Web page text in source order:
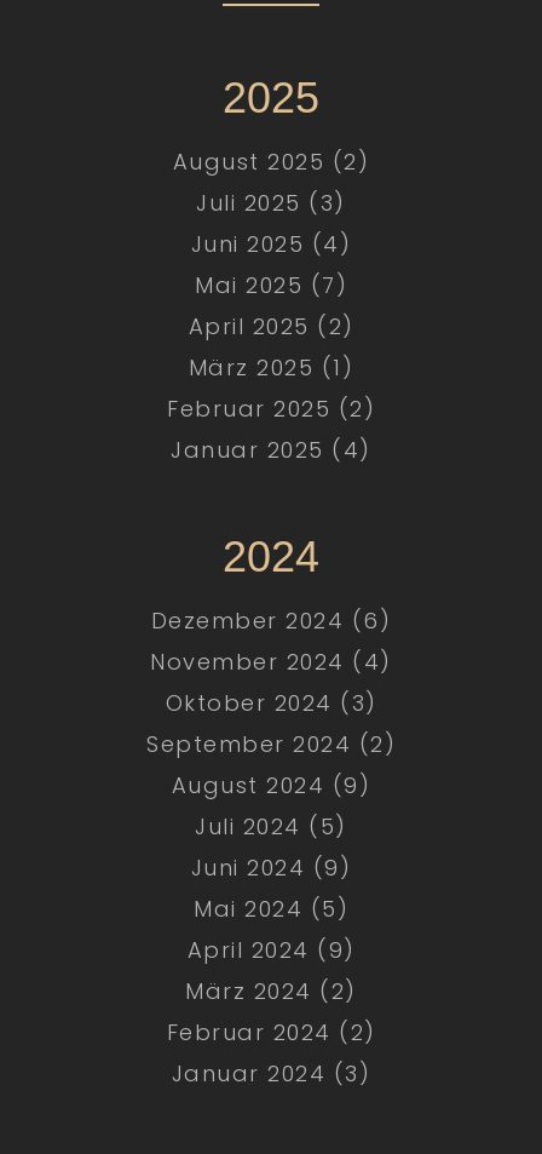
2025
August 2025 (2)
Juli 2025 (3)
Juni 2025 (4)
Mai 2025 (7)
April 2025 (2)
März 2025 (1)
Februar 2025 (2)
Januar 2025 (4)
2024
Dezember 2024 (6)
November 2024 (4)
Oktober 2024 (3)
September 2024 (2)
August 2024 (9)
Juli 2024 (5)
Juni 2024 (9)
Mai 2024 (5)
April 2024 (9)
März 2024 (2)
Februar 2024 (2)
Januar 2024 (3)